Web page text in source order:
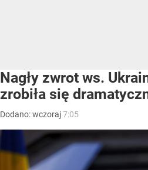
Nagły zwrot ws.
zrobiła się
Dodano:wczoraj7:05